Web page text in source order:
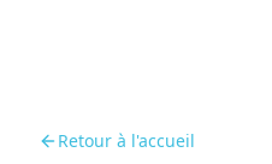
Retour à l'accueil